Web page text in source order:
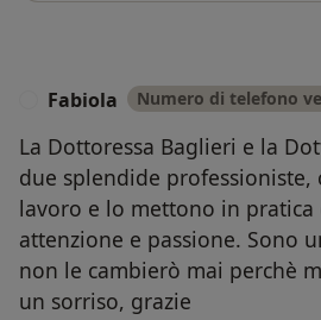
Fabiola Numero di telefono
La Dottoressa Baglieri e la
due splendide professioniste,
lavoro e lo mettono in pratica
attenzione e passione. Sono
non le cambierò mai perchè
un sorriso, grazie